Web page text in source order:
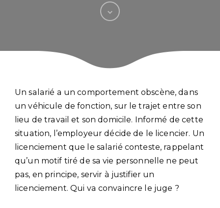
Un salarié a un comportement obscène, dans
un véhicule de fonction, sur le trajet entre son
lieu de travail et son domicile. Informé de cette
situation, l’employeur décide de le licencier. Un
licenciement que le salarié conteste, rappelant
qu’un motif tiré de sa vie personnelle ne peut
pas, en principe, servir à justifier un
licenciement. Qui va convaincre le juge ?